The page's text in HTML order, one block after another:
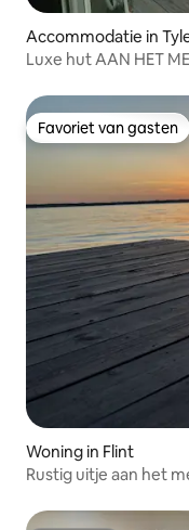
Accommodatie in
Luxe hut AAN HET
Favoriet van gasten
Favoriet van gasten
Woning in Flint
Rustig uitje aan het